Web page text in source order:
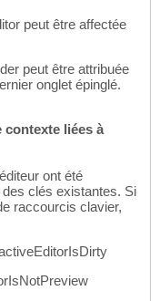
peut être affectée
peut être attribuée
onglet épinglé.
contexte liées à
ont été
clés existantes. Si
raccourcis clavier,